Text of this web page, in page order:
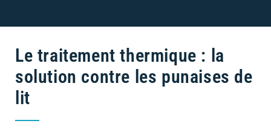
Le traitement thermique : la
solution contre les punaises de
lit